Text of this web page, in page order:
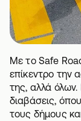
Με το Safe
επίκεντρο την
της, αλλά όλων.
διαβάσεις,
τους δήμους